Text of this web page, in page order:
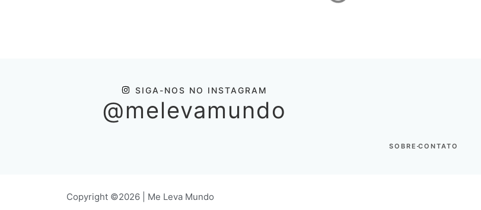
SIGA-NOS NO INSTAGRAM
@melevamundo
SOBRE CONTATO
Copyright ©2026 | Me Leva Mundo